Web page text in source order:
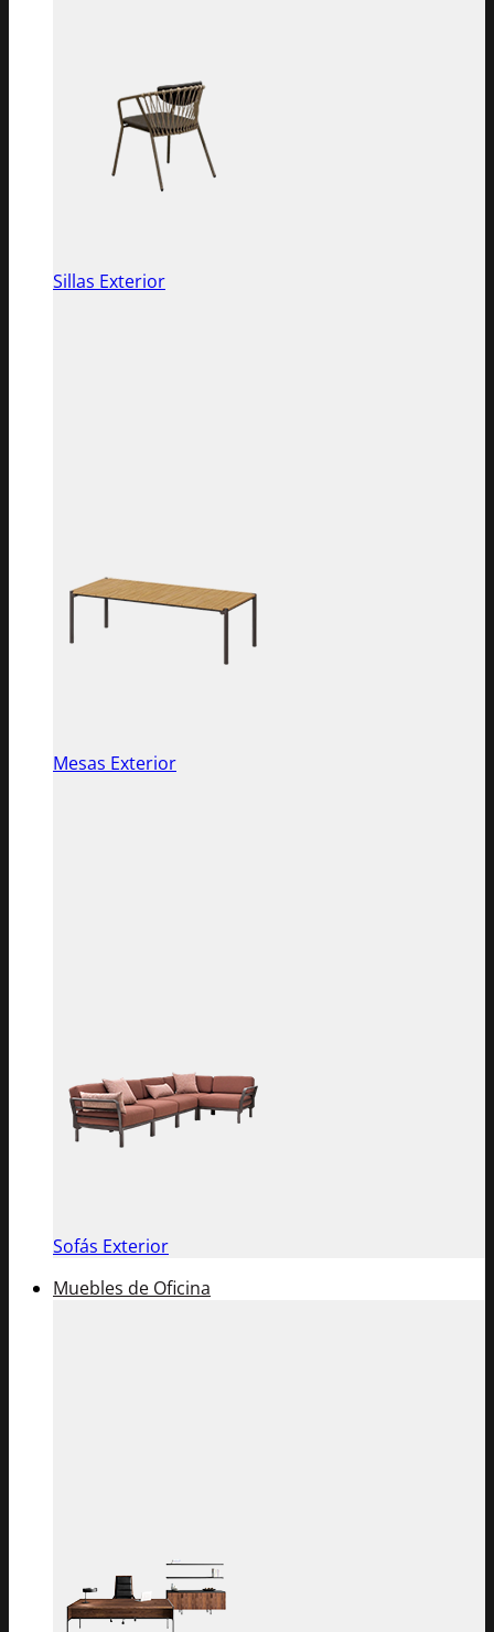
Sillas Exterior
Mesas Exterior
Sofás Exterior
Muebles de Oficina